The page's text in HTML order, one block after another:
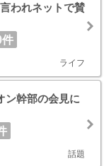
われネットで賛
件
ライフ
ン幹部の会見に
話題